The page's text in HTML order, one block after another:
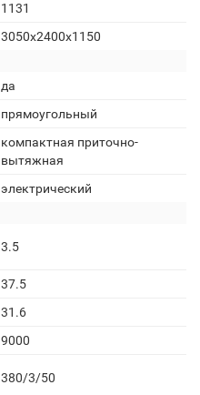
1131
3050х2400х1150
да
прямоугольный
компактная приточно-
вытяжная
электрический
3.5
37.5
31.6
9000
380/3/50